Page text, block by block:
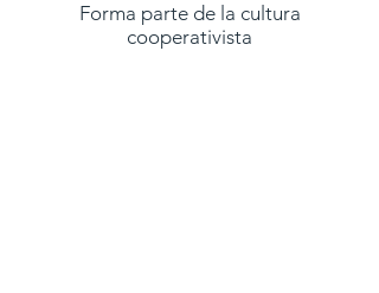
Forma parte de la cultura
cooperativista